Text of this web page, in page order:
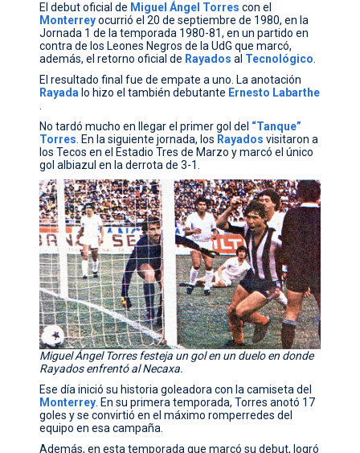
El debut oficial de Miguel Ángel Torres con el
Monterreyocurrió el 20 de septiembre de 1980, en la
Jornada 1 de la temporada 1980-81, en un partido en
contra de los Leones Negros de la UdG que marcó,
además, el retorno oficial de Rayados al Tecnológico.
El resultado final fue de empate a uno. La anotación
Rayada lo hizo el también debutante Ernesto Labarthe
.
No tardó mucho en llegar el primer gol del “Tanque”
Torres. En la siguiente jornada, los Rayados visitaron a
los Tecos en el Estadio Tres de Marzo y marcó el único
gol albiazul en la derrota de 3-1.
Miguel Ángel Torres festeja un gol en un duelo en donde
Rayados enfrentó al Necaxa.
Ese día inició su historia goleadora con la camiseta del
Monterrey . En su primera temporada, Torres anotó 17
goles y se convirtió en el máximo romperredes del
equipo en esa campaña.
Además, en esta temporada que marcó su debut, logró